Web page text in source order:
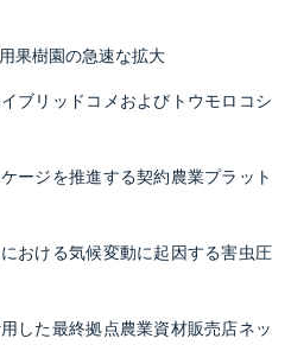
果樹園の急速な拡大
ブリッドコメおよびトウモロコシ
ージを推進する契約農業プラット
おける気候変動に起因する害虫圧
した最終拠点農業資材販売店ネッ